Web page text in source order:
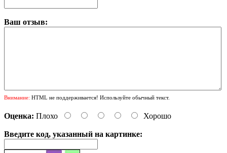
Ваш отзыв:
Внимание: HTML не поддерживается! Используйте обычный текст.
Оценка: Плохо Хорошо
Введите код, указанный на картинке: